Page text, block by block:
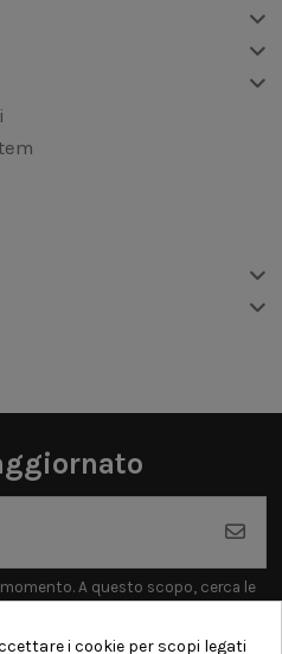
A questo scopo, cerca le
i cookie per scopi legati